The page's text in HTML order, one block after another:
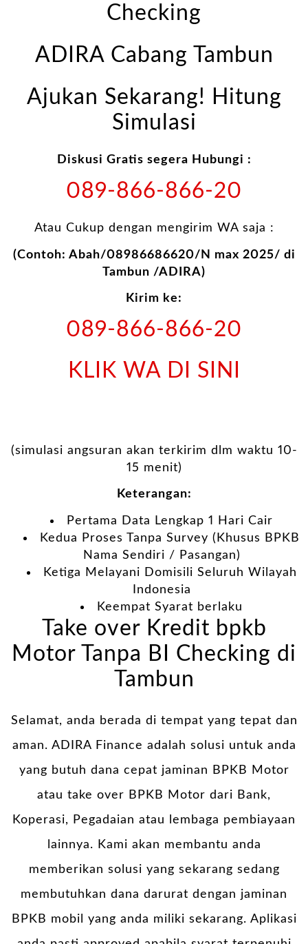
Checking
ADIRA Cabang Tambun
Ajukan Sekarang! Hitung
Simulasi
Diskusi Gratis segera Hubungi :
089-866-866-20
Atau Cukup dengan mengirim WA saja :
(Contoh: Abah/08986686620/N max 2025/ di
Tambun /ADIRA)
Kirim ke:
089-866-866-20
KLIK WA DI SINI
(simulasi angsuran akan terkirim dlm waktu 10-
15 menit)
Keterangan:
Pertama Data Lengkap 1 Hari Cair
Kedua Proses Tanpa Survey (Khusus BPKB
Nama Sendiri / Pasangan)
Ketiga Melayani Domisili Seluruh Wilayah
Indonesia
Keempat Syarat berlaku
Take over Kredit bpkb
Motor Tanpa BI Checking di
Tambun
Selamat, anda berada di tempat yang tepat dan
aman. ADIRA Finance adalah solusi untuk anda
yang butuh dana cepat jaminan BPKB Motor
atau take over BPKB Motor dari Bank,
Koperasi, Pegadaian atau lembaga pembiayaan
lainnya. Kami akan membantu anda
memberikan solusi yang sekarang sedang
membutuhkan dana darurat dengan jaminan
BPKB mobil yang anda miliki sekarang. Aplikasi